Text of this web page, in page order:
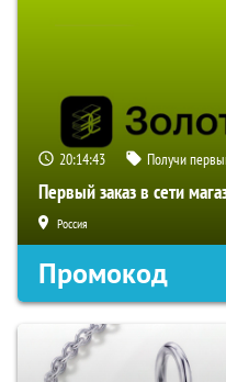
20:14:42 Получи
Первый заказ в сети
Россия
Промокод